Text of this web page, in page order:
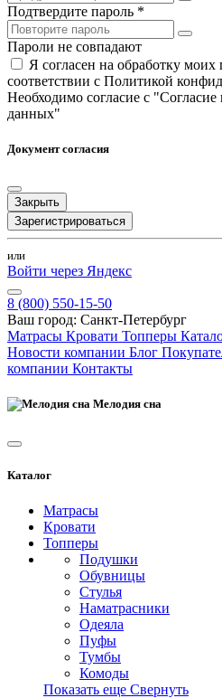
Подтвердите пароль *
Пароли не совпадают
Я согласен на обработку
соответствии с Политикой
Необходимо согласие с
данных"
Документ согласия
Закрыть
Зарегистрироваться
или
Войти через Яндекс
8 (800) 550-15-50
Ваш город: Санкт-Петербург
Матрасы Кровати Топперы
Новости компании Блог
компании Контакты
Мелодия сна
Каталог
Матрасы
Кровати
Топперы
Подушки
Обувницы
Стулья
Наматрасники
Одеяла
Пуфы
Тумбы
Комоды
Показать еще Свернуть